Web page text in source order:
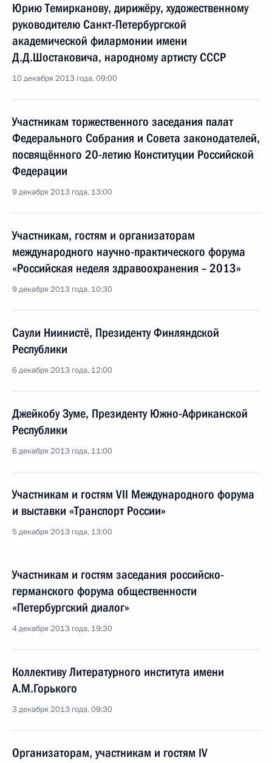
Юрию Темирканову, дирижёру, художественному
руководителю Санкт-Петербургской
академической филармонии имени
Д.Д.Шостаковича, народному артисту СССР
10 декабря 2013 года, 09:00
Участникам торжественного заседания палат
Федерального Собрания и Совета законодателей,
посвящённого 20-летию Конституции Российской
Федерации
9 декабря 2013 года, 13:00
Участникам, гостям и организаторам
международного научно-практического форума
«Российская неделя здравоохранения – 2013»
9 декабря 2013 года, 10:30
Саули Ниинистё, Президенту Финляндской
Республики
6 декабря 2013 года, 12:00
Джейкобу Зуме, Президенту Южно-Африканской
Республики
6 декабря 2013 года, 11:00
Участникам и гостям VII Международного форума
и выставки «Транспорт России»
5 декабря 2013 года, 13:00
Участникам и гостям заседания российско-
германского форума общественности
«Петербургский диалог»
4 декабря 2013 года, 19:30
Коллективу Литературного института имени
А.М.Горького
3 декабря 2013 года, 09:30
Организаторам, участникам и гостям IV